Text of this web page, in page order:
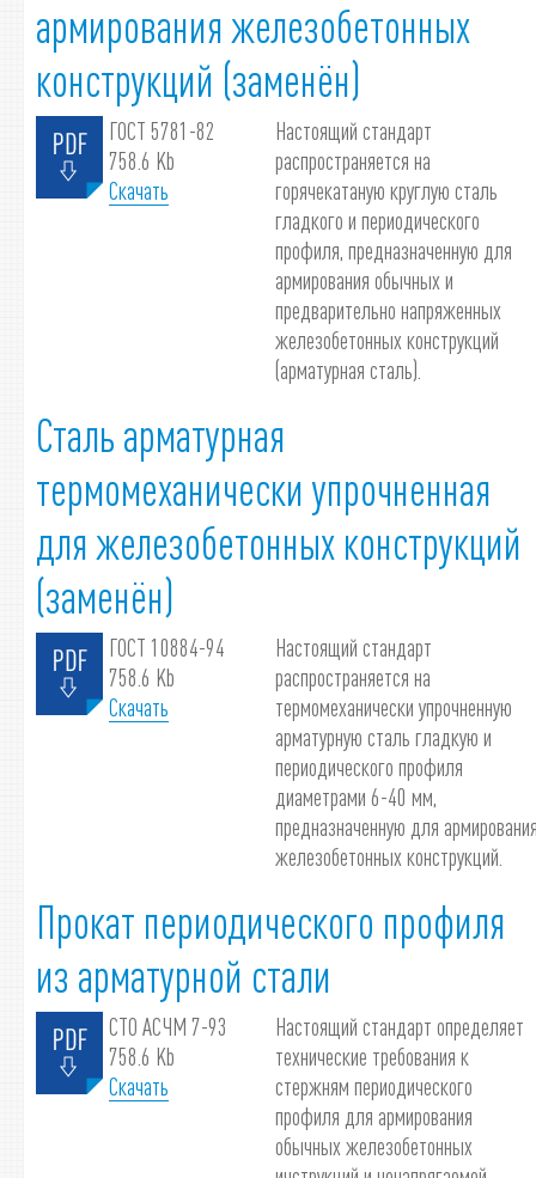
армирования железобетонных
конструкций (заменён)
ГОСТ 5781-82
758.6 Kb
Скачать
Настоящий стандарт
распространяется на
горячекатаную круглую сталь
гладкого и периодического
профиля, предназначенную для
армирования обычных и
предварительно напряженных
железобетонных конструкций
(арматурная сталь).
Сталь арматурная
термомеханически упрочненная
для железобетонных конструкций
(заменён)
ГОСТ 10884-94
758.6 Kb
Скачать
Настоящий стандарт
распространяется на
термомеханически упрочненную
арматурную сталь гладкую и
периодического профиля
диаметрами 6-40 мм,
предназначенную для
железобетонных конструкций.
Прокат периодического профиля
из арматурной стали
СТО АСЧМ 7-93
758.6 Kb
Скачать
Настоящий стандарт определяет
технические требования к
стержням периодического
профиля для армирования
обычных железобетонных